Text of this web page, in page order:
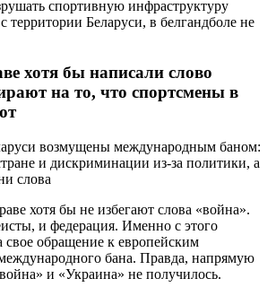
спортивную инфраструктуру
территории Беларуси, в белгандболе не
хотя бы написали слово
на то, что спортсмены в
хотя бы не избегают слова «война».
и федерация. Именно с этого
свое обращение к европейским
бана. Правда, напрямую
и «Украина» не получилось.